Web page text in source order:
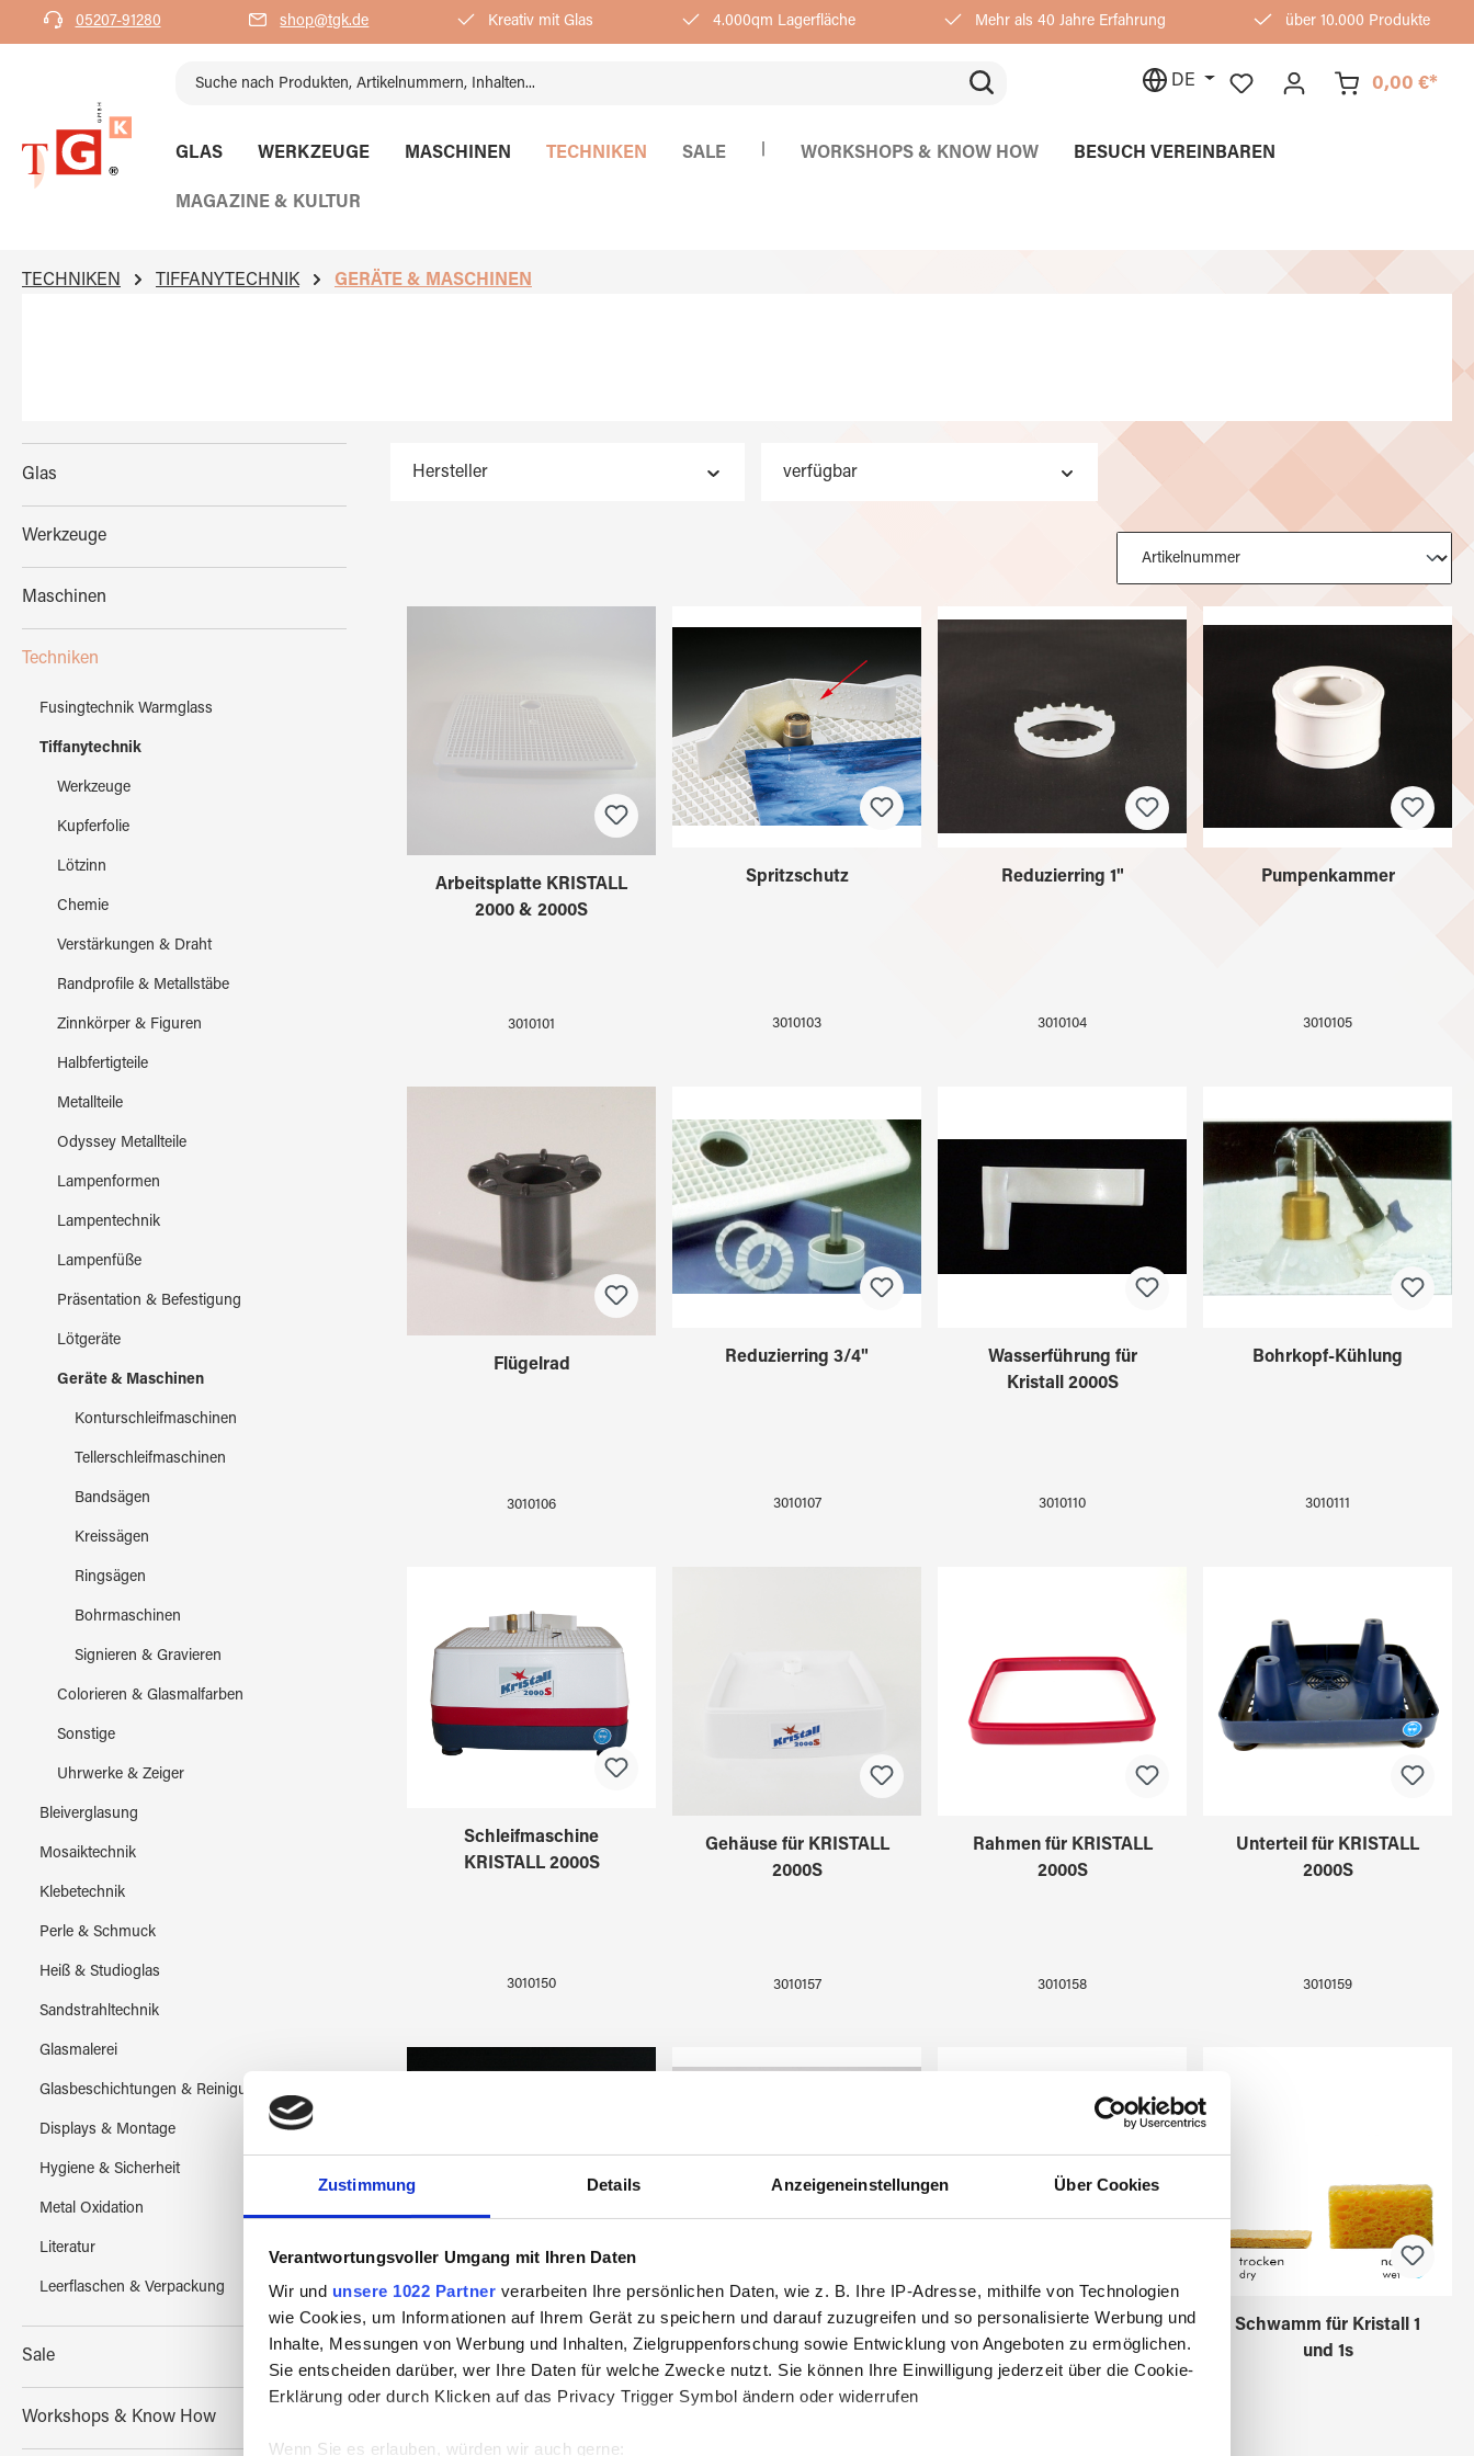
Zustimmung Details Anzeigeneinstellungen Über Cookies
Verantwortungsvoller Umgang mit Ihren Daten
Wir und unsere 1022 Partner verarbeiten Ihre persönlichen Daten, wie z. B. Ihre IP-Adresse, mithilfe von Technologien
wie Cookies, um Informationen auf Ihrem Gerät zu speichern und darauf zuzugreifen und so personalisierte Werbung und
Inhalte, Messungen von Werbung und Inhalten, Zielgruppenforschung sowie Entwicklung von Angeboten zu ermöglichen.
Sie entscheiden darüber, wer Ihre Daten für welche Zwecke nutzt. Sie können Ihre Einwilligung jederzeit über die Cookie-
Erklärung oder durch Klicken auf das Privacy Trigger Symbol ändern oder widerrufen
Wenn Sie es erlauben, würden wir auch gerne:
Zur Hauptnavigation springen
05207-91280 shop@tgk.de Kreativ mit Glas 4.000qm Lagerfläche Mehr als 40 Jahre Erfahrung über 10.000 Produkte
DE 0,00 €*
GLAS WERKZEUGE MASCHINEN TECHNIKEN SALE WORKSHOPS & KNOW HOW BESUCH VEREINBAREN
MAGAZINE & KULTUR
TECHNIKEN TIFFANYTECHNIK GERÄTE & MASCHINEN
Glas
Werkzeuge
Maschinen
Techniken
Fusingtechnik Warmglass
Tiffanytechnik
Werkzeuge
Kupferfolie
Lötzinn
Chemie
Verstärkungen & Draht
Randprofile & Metallstäbe
Zinnkörper & Figuren
Halbfertigteile
Metallteile
Odyssey Metallteile
Lampenformen
Lampentechnik
Lampenfüße
Präsentation & Befestigung
Lötgeräte
Geräte & Maschinen
Konturschleifmaschinen
Tellerschleifmaschinen
Bandsägen
Kreissägen
Ringsägen
Bohrmaschinen
Signieren & Gravieren
Colorieren & Glasmalfarben
Sonstige
Uhrwerke & Zeiger
Bleiverglasung
Mosaiktechnik
Klebetechnik
Perle & Schmuck
Heiß & Studioglas
Sandstrahltechnik
Glasmalerei
Glasbeschichtungen & Reinigung
Displays & Montage
Hygiene & Sicherheit
Metal Oxidation
Literatur
Leerflaschen & Verpackung
Sale
Workshops & Know How
Hersteller verfügbar
Arbeitsplatte KRISTALL
2000 & 2000S
3010101
Spritzschutz
3010103
Reduzierring 1"
3010104
Pumpenkammer
3010105
Flügelrad
3010106
Reduzierring 3/4"
3010107
Wasserführung für
Kristall 2000S
3010110
Bohrkopf-Kühlung
3010111
Schleifmaschine
KRISTALL 2000S
3010150
Gehäuse für KRISTALL
2000S
3010157
Rahmen für KRISTALL
2000S
3010158
Unterteil für KRISTALL
2000S
3010159
Arbeitsplatte KRISTALL 1
3/4"
Gummifüsse für Kristall
Ersatzgummi für
Kristallschalter
Schwamm für Kristall 1
und 1s